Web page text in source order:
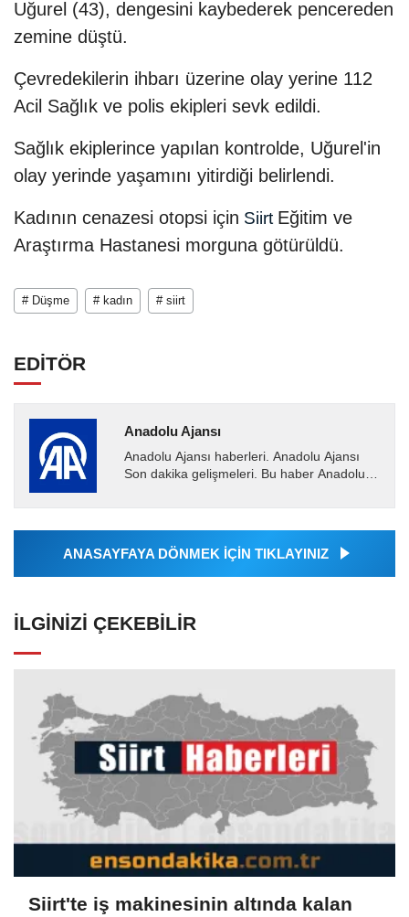
Uğurel (43), dengesini kaybederek pencereden
zemine düştü.
Çevredekilerin ihbarı üzerine olay yerine 112
Acil Sağlık ve polis ekipleri sevk edildi.
Sağlık ekiplerince yapılan kontrolde, Uğurel'in
olay yerinde yaşamını yitirdiği belirlendi.
Kadının cenazesi otopsi için Siirt Eğitim ve
Araştırma Hastanesi morguna götürüldü.
# Düşme # kadın # siirt
EDİTÖR
Anadolu Ajansı
Anadolu Ajansı haberleri. Anadolu Ajansı
Son dakika gelişmeleri. Bu haber Anadolu
Ajansı tarafından...
ANASAYFAYA DÖNMEK İÇİN TIKLAYINIZ
İLGINIZI ÇEKEBILIR
Siirt'te iş makinesinin altında kalan